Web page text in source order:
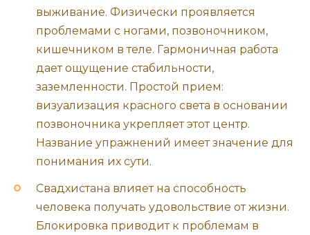
выживание. Физически проявляется
проблемами с ногами, позвоночником,
кишечником в теле. Гармоничная работа
дает ощущение стабильности,
заземленности. Простой прием:
визуализация красного света в основании
позвоночника укрепляет этот центр.
Название упражнений имеет значение для
понимания их сути.
Свадхистана влияет на способность
человека получать удовольствие от жизни.
Блокировка приводит к проблемам в